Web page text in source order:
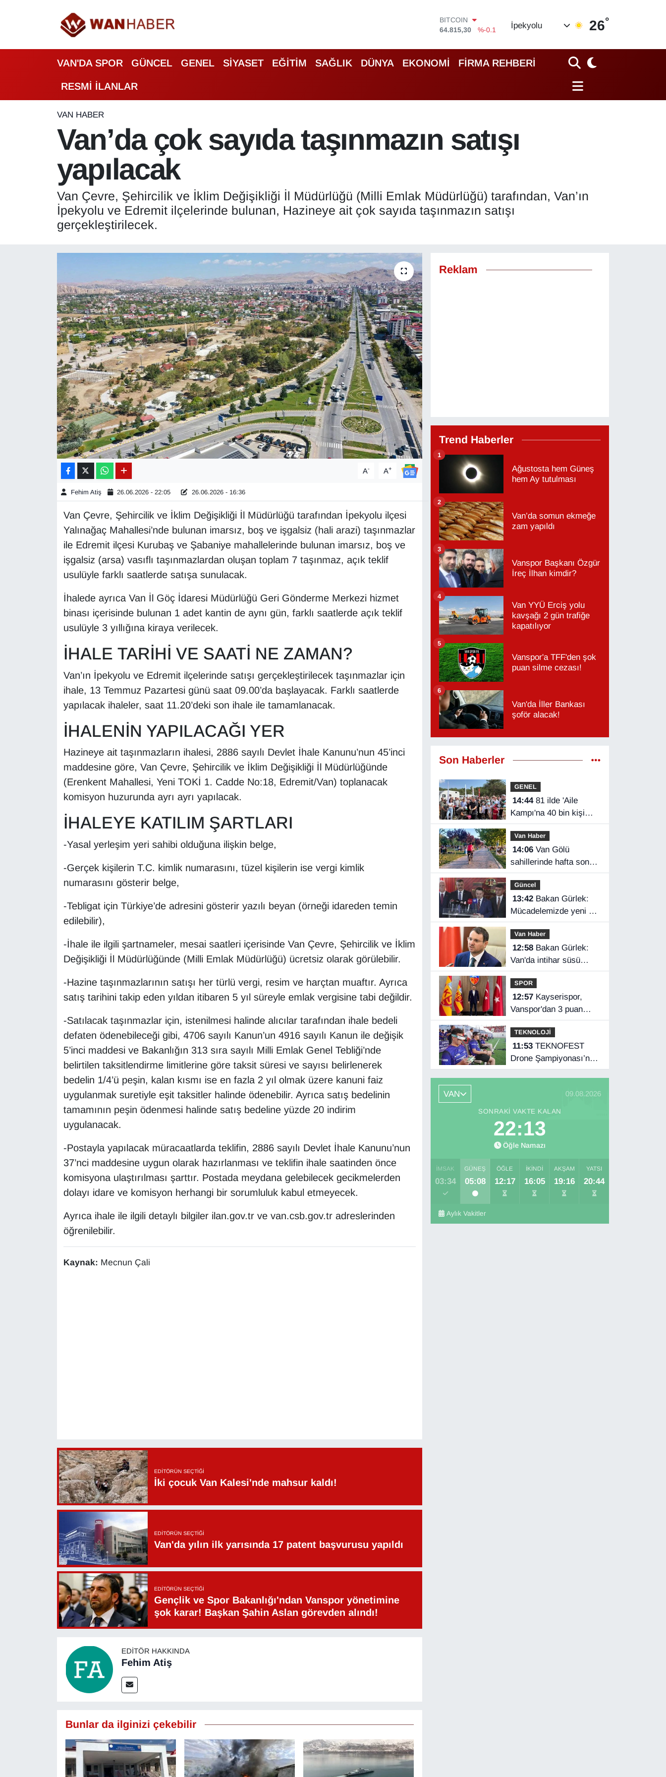
DOLAR
47,7436
%0.18
55,2510
%0.32
STERLİN
64,4811
%0.38
BİST100
%-0.1
İpekyolu 26°
VAN'DA SPOR GÜNCEL GENEL SİYASET EĞİTİM SAĞLIK DÜNYA EKONOMİ FİRMA REHBERİ
RESMİ İLANLAR
VAN HABER
Van’da çok sayıda taşınmazın satışı
yapılacak
Van Çevre, Şehircilik ve İklim Değişikliği İl Müdürlüğü (Milli Emlak Müdürlüğü) tarafından, Van’ın
İpekyolu ve Edremit ilçelerinde bulunan, Hazineye ait çok sayıda taşınmazın satışı
gerçekleştirilecek.
A- A+
Fehim Atiş 26.06.2026 - 22:05 26.06.2026 - 16:36
Van Çevre, Şehircilik ve İklim Değişikliği İl Müdürlüğü tarafından İpekyolu ilçesi
Yalınağaç Mahallesi’nde bulunan imarsız, boş ve işgalsiz (hali arazi) taşınmazlar
ile Edremit ilçesi Kurubaş ve Şabaniye mahallelerinde bulunan imarsız, boş ve
işgalsiz (arsa) vasıflı taşınmazlardan oluşan toplam 7 taşınmaz, açık teklif
usulüyle farklı saatlerde satışa sunulacak.
İhalede ayrıca Van İl Göç İdaresi Müdürlüğü Geri Gönderme Merkezi hizmet
binası içerisinde bulunan 1 adet kantin de aynı gün, farklı saatlerde açık teklif
usulüyle 3 yıllığına kiraya verilecek.
İHALE TARİHİ VE SAATİ NE ZAMAN?
Van’ın İpekyolu ve Edremit ilçelerinde satışı gerçekleştirilecek taşınmazlar için
ihale, 13 Temmuz Pazartesi günü saat 09.00’da başlayacak. Farklı saatlerde
yapılacak ihaleler, saat 11.20’deki son ihale ile tamamlanacak.
İHALENİN YAPILACAĞI YER
Hazineye ait taşınmazların ihalesi, 2886 sayılı Devlet İhale Kanunu’nun 45’inci
maddesine göre, Van Çevre, Şehircilik ve İklim Değişikliği İl Müdürlüğünde
(Erenkent Mahallesi, Yeni TOKİ 1. Cadde No:18, Edremit/Van) toplanacak
komisyon huzurunda ayrı ayrı yapılacak.
İHALEYE KATILIM ŞARTLARI
-Yasal yerleşim yeri sahibi olduğuna ilişkin belge,
-Gerçek kişilerin T.C. kimlik numarasını, tüzel kişilerin ise vergi kimlik
numarasını gösterir belge,
-Tebligat için Türkiye’de adresini gösterir yazılı beyan (örneği idareden temin
edilebilir),
-İhale ile ilgili şartnameler, mesai saatleri içerisinde Van Çevre, Şehircilik ve İklim
Değişikliği İl Müdürlüğünde (Milli Emlak Müdürlüğü) ücretsiz olarak görülebilir.
-Hazine taşınmazlarının satışı her türlü vergi, resim ve harçtan muaftır. Ayrıca
satış tarihini takip eden yıldan itibaren 5 yıl süreyle emlak vergisine tabi değildir.
-Satılacak taşınmazlar için, istenilmesi halinde alıcılar tarafından ihale bedeli
defaten ödenebileceği gibi, 4706 sayılı Kanun’un 4916 sayılı Kanun ile değişik
5’inci maddesi ve Bakanlığın 313 sıra sayılı Milli Emlak Genel Tebliği’nde
belirtilen taksitlendirme limitlerine göre taksit süresi ve sayısı belirlenerek
bedelin 1/4’ü peşin, kalan kısmı ise en fazla 2 yıl olmak üzere kanuni faiz
uygulanmak suretiyle eşit taksitler halinde ödenebilir. Ayrıca satış bedelinin
tamamının peşin ödenmesi halinde satış bedeline yüzde 20 indirim
uygulanacak.
-Postayla yapılacak müracaatlarda teklifin, 2886 sayılı Devlet İhale Kanunu’nun
37’nci maddesine uygun olarak hazırlanması ve teklifin ihale saatinden önce
komisyona ulaştırılması şarttır. Postada meydana gelebilecek gecikmelerden
dolayı idare ve komisyon herhangi bir sorumluluk kabul etmeyecek.
Ayrıca ihale ile ilgili detaylı bilgiler ilan.gov.tr ve van.csb.gov.tr adreslerinden
öğrenilebilir.
Kaynak: Mecnun Çali
EDITÖRÜN SEÇTIĞI
İki çocuk Van Kalesi'nde mahsur kaldı!
EDITÖRÜN SEÇTIĞI
Van'da yılın ilk yarısında 17 patent başvurusu yapıldı
EDITÖRÜN SEÇTIĞI
Gençlik ve Spor Bakanlığı'ndan Vanspor yönetimine
şok karar! Başkan Şahin Aslan görevden alındı!
EDITÖR HAKKINDA
Fehim Atiş
Bunlar da ilginizi çekebilir
Reklam
Trend Haberler
Ağustosta hem Güneş
hem Ay tutulması
1
Van’da somun ekmeğe
zam yapıldı
2
Vanspor Başkanı Özgür
İreç İlhan kimdir?
3
Van YYÜ Erciş yolu
kavşağı 2 gün trafiğe
kapatılıyor
4
Vanspor'a TFF'den şok
puan silme cezası!
5
Van'da İller Bankası
şoför alacak!
6
Son Haberler
GENEL
14:4481 ilde 'Aile
Kampı'na 40 bin kişi
katıldı
Van Haber
14:06Van Gölü
sahillerinde hafta sonu
yoğunluğu
Güncel
13:42Bakan Gürlek:
Mücadelemizde yeni bir
boyuta geçeceğiz
Van Haber
12:58Bakan Gürlek:
Van'da intihar süsü
verilen olay aydınlatıldı
SPOR
12:57Kayserispor,
Vanspor'dan 3 puan
istiyor
TEKNOLOJİ
11:53TEKNOFEST
Drone Şampiyonası’nda
ilk etap Şırnak’ta
VAN
09.08.2026
SONRAKI VAKTE KALAN
22:12
Öğle Namazı
İMSAK
03:34
GÜNEŞ
05:08
ÖĞLE
12:17
İKINDI
16:05
AKŞAM
19:16
YATSI
20:44
Aylık Vakitler
ASAYİŞ
BİLİM VE TEKNOLOJİ
Biyografi
Bölge Haberleri
ÇEVRE
Deprem
Dernekler, Odalar
EĞİTİM
EKONOMİ
Eleman
En çok konuşulanlar
GENEL
HABERDE İNSAN
Kamu Alımları
Kim Kimdir?
Kültür & Sanat
MAGAZİN
POLİTİKA
Resmi İlanlar
RÖPORTAJ
TEKNOLOJİ
VAN'DA SPOR
Van Nöbetçi Eczaneler
Van Hava Durumu
Van Namaz Vakitleri
Van Trafik Yoğunluk Haritası
Süper Lig Puan Durumu ve Fikstür
Tüm Manşetler
Son Dakika Haberleri
Haber Arşivi